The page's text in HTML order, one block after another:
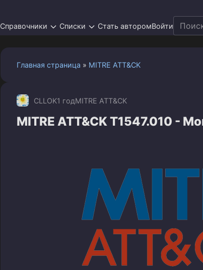
Справочники Списки Стать авторомВойти Search
for:
Главная страница » MITRE ATT&CK
CLLOK1 годMITRE ATT&CK
MITRE ATT&CK T1547.010 -